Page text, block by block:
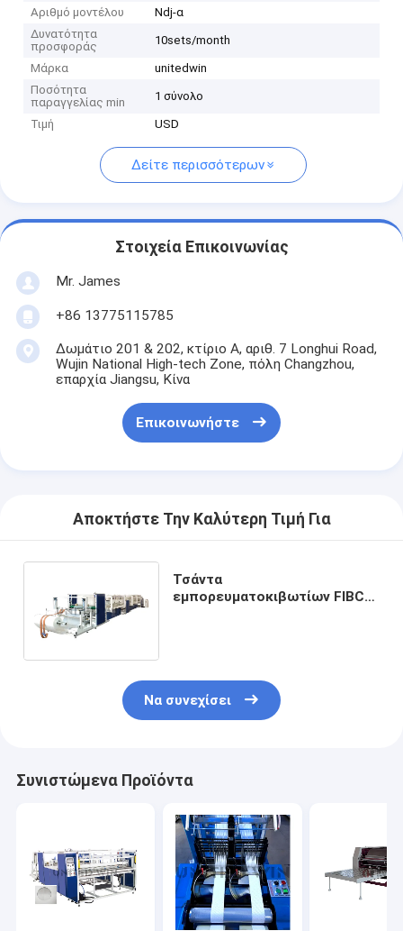
Αριθμό μοντέλου
Ndj-α
Δυνατότητα
προσφοράς
10sets/month
Μάρκα
unitedwin
Ποσότητα
παραγγελίας min
1 σύνολο
Τιμή USD
Δείτε περισσότερων
Στοιχεία Επικοινωνίας
Mr. James
+86 13775115785
Δωμάτιο 201 & 202, κτίριο Α, αριθ. 7 Longhui Road,
Wujin National High-tech Zone, πόλη Changzhou,
επαρχία Jiangsu, Κίνα
Επικοινωνήστε
Αποκτήστε Την Καλύτερη Τιμή Για
Τσάντα
εμπορευματοκιβωτίων FIBC
Να συνεχίσει
Συνιστώμενα Προϊόντα